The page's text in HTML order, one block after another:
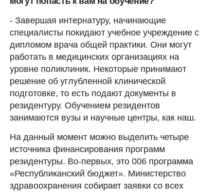
- Завершая интернатуру, начинающие
специалисты покидают учебное учреждение с
дипломом врача общей практики. Они могут
работать в медицинских организациях на
уровне поликлиник. Некоторые принимают
решение об углубленной клинической
подготовке, то есть подают документы в
резидентуру. Обучением резидентов
занимаются вузы и научные центры, как наш.
На данный момент можно выделить четыре
источника финансирования программ
резидентуры. Во-первых, это 006 программа
«Республиканский бюджет». Министерство
здравоохранения собирает заявки со всех